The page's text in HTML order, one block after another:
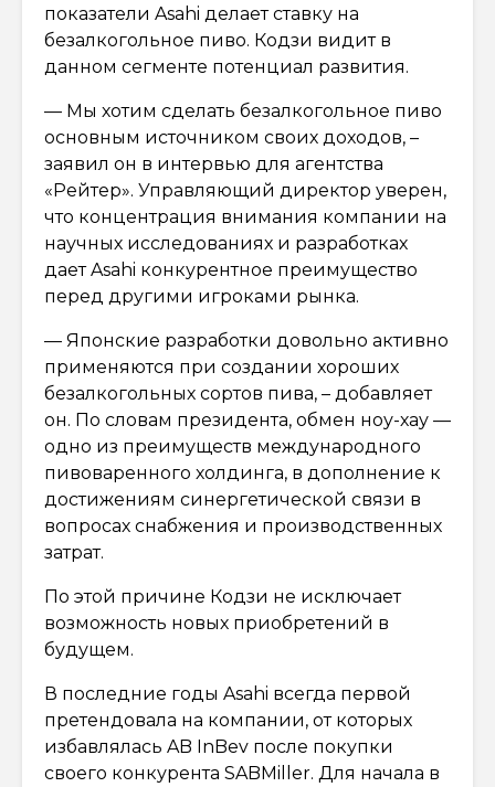
показатели Asahi делает ставку на
безалкогольное пиво. Кодзи видит в
данном сегменте потенциал развития.
— Мы хотим сделать безалкогольное пиво
основным источником своих доходов, –
заявил он в интервью для агентства
«Рейтер». Управляющий директор уверен,
что концентрация внимания компании на
научных исследованиях и разработках
дает Asahi конкурентное преимущество
перед другими игроками рынка.
— Японские разработки довольно активно
применяются при создании хороших
безалкогольных сортов пива, – добавляет
он. По словам президента, обмен ноу-хау —
одно из преимуществ международного
пивоваренного холдинга, в дополнение к
достижениям синергетической связи в
вопросах снабжения и производственных
затрат.
По этой причине Кодзи не исключает
возможность новых приобретений в
будущем.
В последние годы Asahi всегда первой
претендовала на компании, от которых
избавлялась AB InBev после покупки
своего конкурента SABMiller. Для начала в